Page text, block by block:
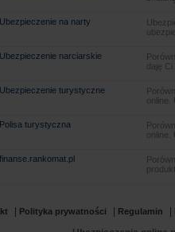
Ubezpieczenie na narty
Ubezpieczenie narciarskie
daję
Ubezpieczenie turystyczne
Polisa turystyczna
finanse.rankomat.pl
Polityka prywatności Regulamin